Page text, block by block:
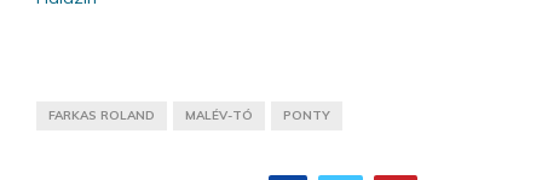
FARKAS ROLAND MALÉV-TÓ PONTY